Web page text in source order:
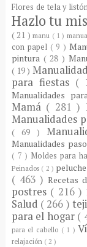
Flores de tela y
Hazlo tu
( 21 )manu ( 1 ) manua
con papel ( 9 )
pintura ( 28 )
( 19 )
para fiestas (
Manualidades
Mamá ( 281 )
Manualidades
( 69 )
Manualidades
( 7 ) Moldes para
Peinados ( 2 )
( 463 )Recetas
postres ( 216 )
Salud ( 266 )
para el hogar (
para el cabello ( 1 )
relajación ( 2 )